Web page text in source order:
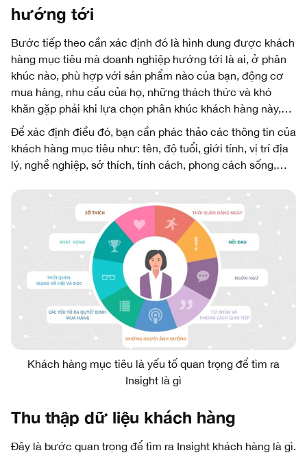
hướng tới
Bước tiếp theo cần xác định đó là hình dung được khách
hàng mục tiêu mà doanh nghiệp hướng tới là ai, ở phân
khúc nào, phù hợp với sản phẩm nào của bạn, động cơ
mua hàng, nhu cầu của họ, những thách thức và khó
khăn gặp phải khi lựa chọn phân khúc khách hàng này,…
Để xác định điều đó, bạn cần phác thảo các thông tin của
khách hàng mục tiêu như: tên, độ tuổi, giới tính, vị trí địa
lý, nghề nghiệp, sở thích, tính cách, phong cách sống,…
Khách hàng mục tiêu là yếu tố quan trọng để tìm ra
Insight là gì
Thu thập dữ liệu khách hàng
Đây là bước quan trọng để tìm ra Insight khách hàng là gì.